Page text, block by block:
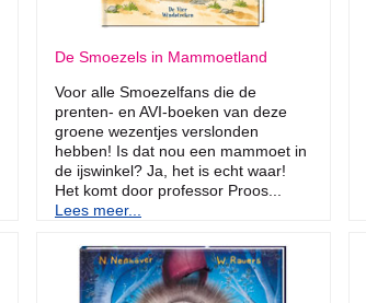
De Smoezels in Mammoetland
Voor alle Smoezelfans die de
prenten- en AVI-boeken van deze
groene wezentjes verslonden
hebben! Is dat nou een mammoet in
de ijswinkel? Ja, het is echt waar!
Het komt door professor Proos...
Lees meer...